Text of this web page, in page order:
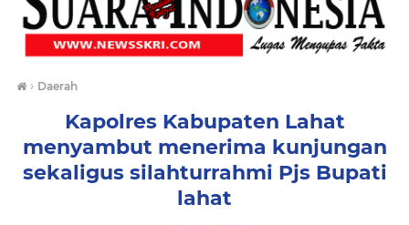
› Daerah
Kapolres Kabupaten Lahat
menyambut menerima kunjungan
sekaligus silahturrahmi Pjs Bupati
lahat